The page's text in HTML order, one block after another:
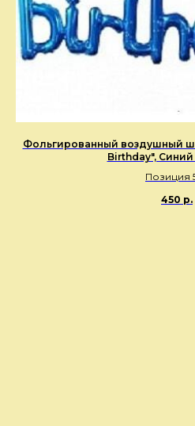
Фольгированный воздушный
Birthday", Синий
Позиция
450 р.